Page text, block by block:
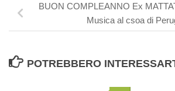
BUON COMPLEANNO Ex
Musica al csoa di
POTREBBERO